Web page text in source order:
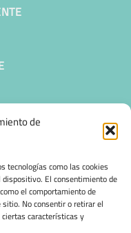
de
tecnologías como las cookies
El consentimiento de
el comportamiento de
No consentir o retirar el
características y
& CLOUD